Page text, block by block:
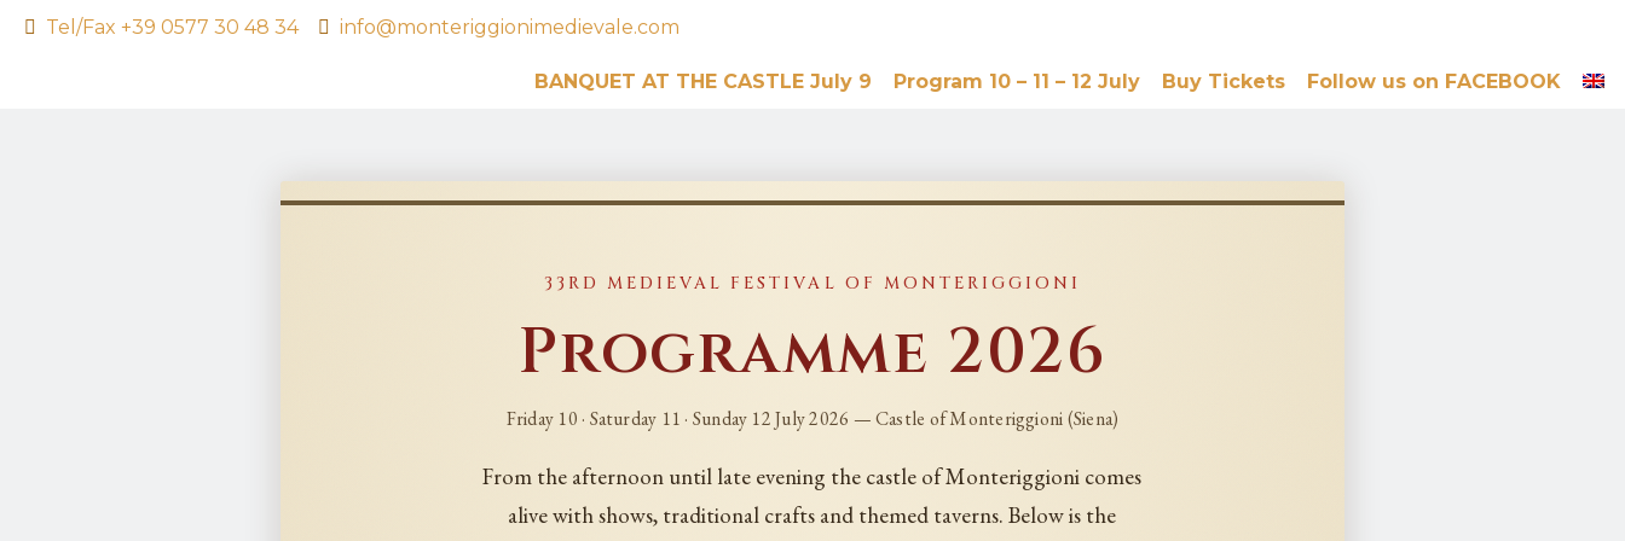
Tel/Fax +39 0577 30 48 34 info@monteriggionimedievale.com
BANQUET AT THE CASTLE July 9 Program 10 – 11 – 12 July Buy Tickets Follow us on FACEBOOK
33RD MEDIEVAL FESTIVAL OF MONTERIGGIONI
Programme 2026
Friday 10 · Saturday 11 · Sunday 12 July 2026 — Castle of Monteriggioni (Siena)
From the afternoon until late evening the castle of Monteriggioni comes
alive with shows, traditional crafts and themed taverns. Below is the